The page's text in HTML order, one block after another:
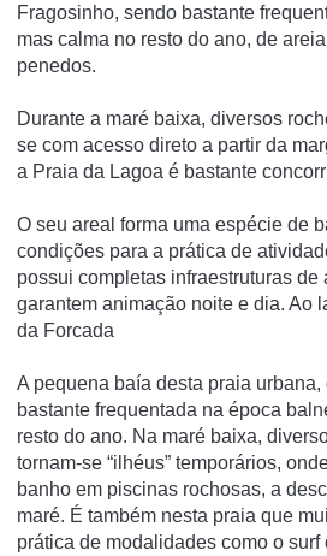
Fragosinho, sendo bastante
mas calma no resto do ano, de
penedos.
Durante a maré baixa, diversos
se com acesso direto a partir da
a Praia da Lagoa é bastante
O seu areal forma uma espécie de
condições para a prática de
possui completas infraestruturas de
garantem animação noite e dia. Ao
da Forcada
A pequena baía desta praia
bastante frequentada na época
resto do ano. Na maré baixa,
tornam-se “ilhéus” temporários,
banho em piscinas rochosas, a
maré. É também nesta praia que
prática de modalidades como o surf